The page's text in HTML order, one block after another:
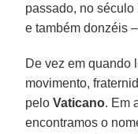
passado, no
e também donzéis
De vez em quando
movimento,
peloVaticano. Em
encontramos o